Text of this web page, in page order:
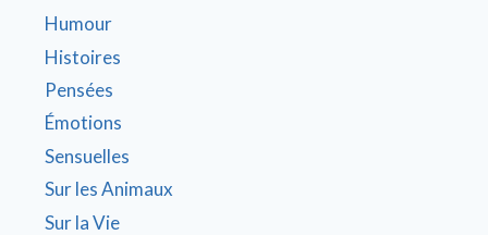
Humour
Histoires
Pensées
Émotions
Sensuelles
Sur les Animaux
Sur la Vie